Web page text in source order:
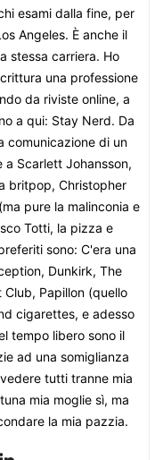
esami dalla fine, per
Angeles. È anche il
stessa carriera. Ho
una professione
da riviste online, a
a qui: Stay Nerd. Da
comunicazione di un
a Scarlett Johansson,
britpop, Christopher
pure la malinconia e
Totti, la pizza e
sono: C'era una
Dunkirk, The
Club, Papillon (quello
cigarettes, e adesso
tempo libero sono il
ad una somiglianza
tutti tranne mia
mia moglie sì, ma
la mia pazzia.